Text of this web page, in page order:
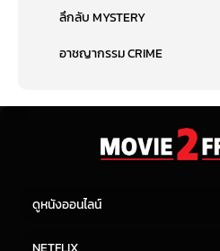
ลึกลับ MYSTERY
อาชญากรรม CRIME
ดูหนังออนไลน์